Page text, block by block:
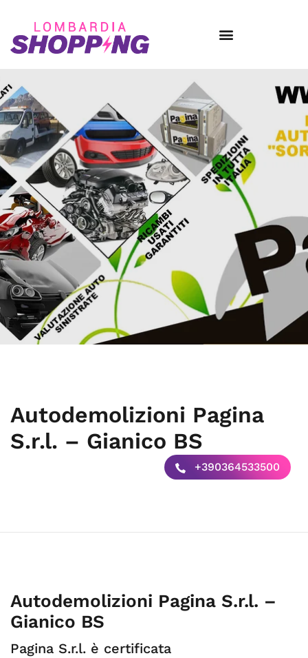
Autodemolizioni Pagina
S.r.l. – Gianico BS
+390364533500
Autodemolizioni Pagina S.r.l. –
Gianico BS
Pagina S.r.l. è certificata